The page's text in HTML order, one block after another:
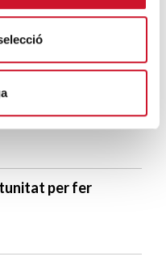
més de
per fer